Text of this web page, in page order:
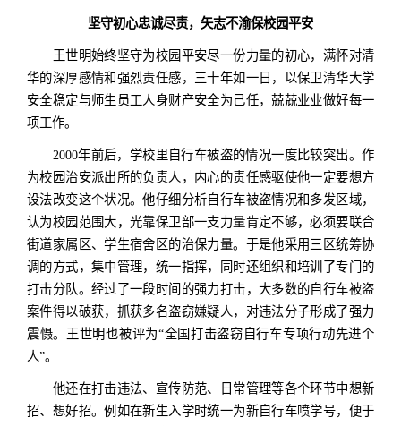
坚守初心忠诚尽责，矢志不渝保校园平安
王世明始终坚守为校园平安尽一份力量的初心，满怀对清
华的深厚感情和强烈责任感，三十年如一日，以保卫清华大学
安全稳定与师生员工人身财产安全为己任，兢兢业业做好每一
项工作。
2000年前后，学校里自行车被盗的情况一度比较突出。作
为校园治安派出所的负责人，内心的责任感驱使他一定要想方
设法改变这个状况。他仔细分析自行车被盗情况和多发区域，
认为校园范围大，光靠保卫部一支力量肯定不够，必须要联合
街道家属区、学生宿舍区的治保力量。于是他采用三区统筹协
调的方式，集中管理，统一指挥，同时还组织和培训了专门的
打击分队。经过了一段时间的强力打击，大多数的自行车被盗
案件得以破获，抓获多名盗窃嫌疑人，对违法分子形成了强力
震慑。王世明也被评为“全国打击盗窃自行车专项行动先进个
人”。
他还在打击违法、宣传防范、日常管理等各个环节中想新
招、想好招。例如在新生入学时统一为新自行车喷学号，便于